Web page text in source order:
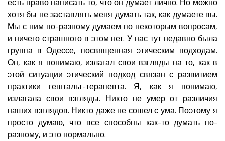
хотя бы не заставлять меня думать так, как думаете вы.
Мы с ним по-разному думаем по некоторым вопросам,
и ничего страшного в этом нет. У нас тут недавно была
группа в Одессе, посвященная этическим подходам.
Он, как я понимаю, излагал свои взгляды на то, как в
этой ситуации этический подход связан с развитием
практики гештальт-терапевта. Я, как я понимаю,
излагала свои взгляды. Никто не умер от различия
наших взглядов. Никто даже не сошел с ума. Поэтому я
просто думаю, что все способны как-то думать по-
разному, и это нормально.